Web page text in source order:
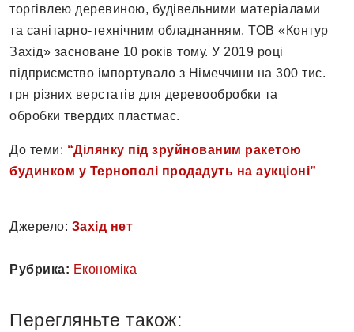
торгівлею деревиною, будівельними матеріалами
та санітарно-технічним обладнанням. ТОВ «Контур
Захід» засноване 10 років тому. У 2019 році
підприємство імпортувало з Німеччини на 300 тис.
грн різних верстатів для деревообробки та
обробки твердих пластмас.
До теми: “Ділянку під зруйнованим ракетою
будинком у Тернополі продадуть на аукціоні”
Джерело: Захід нет
Рубрика: Економіка
Перегляньте також: